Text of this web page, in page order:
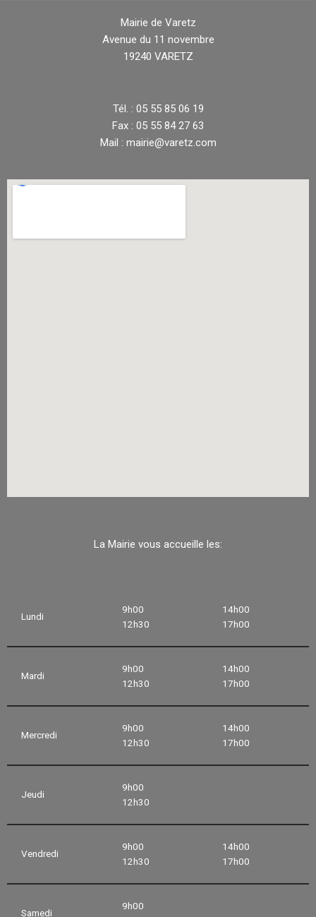
Mairie de Varetz
Avenue du 11 novembre
19240 VARETZ
Tél. : 05 55 85 06 19
Fax : 05 55 84 27 63
Mail : mairie@varetz.com
La Mairie vous accueille les:
Lundi
9h00
12h30
14h00
17h00
Mardi
9h00
12h30
14h00
17h00
Mercredi
9h00
12h30
14h00
17h00
Jeudi
9h00
12h30
Vendredi
9h00
12h30
14h00
17h00
Samedi
9h00